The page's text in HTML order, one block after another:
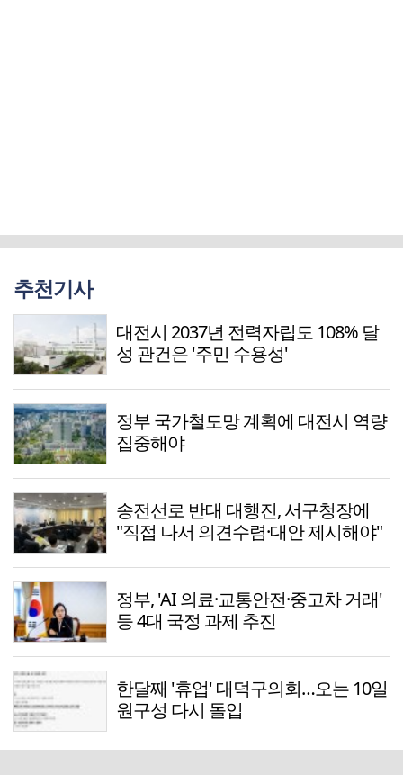
추천기사
대전시 2037년 전력자립도 108% 달
성 관건은 '주민 수용성'
정부 국가철도망 계획에 대전시 역량
집중해야
송전선로 반대 대행진, 서구청장에
"직접 나서 의견수렴·대안 제시해야"
정부, 'AI 의료·교통안전·중고차 거래'
등 4대 국정 과제 추진
한달째 '휴업' 대덕구의회…오는 10일
원구성 다시 돌입